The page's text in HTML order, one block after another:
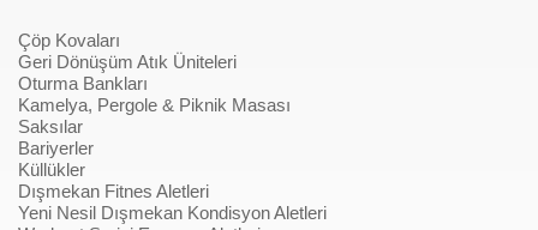
Çöp Kovaları
Geri Dönüşüm Atık Üniteleri
Oturma Bankları
Kamelya, Pergole & Piknik Masası
Saksılar
Bariyerler
Küllükler
Dışmekan Fitnes Aletleri
Yeni Nesil Dışmekan Kondisyon Aletleri